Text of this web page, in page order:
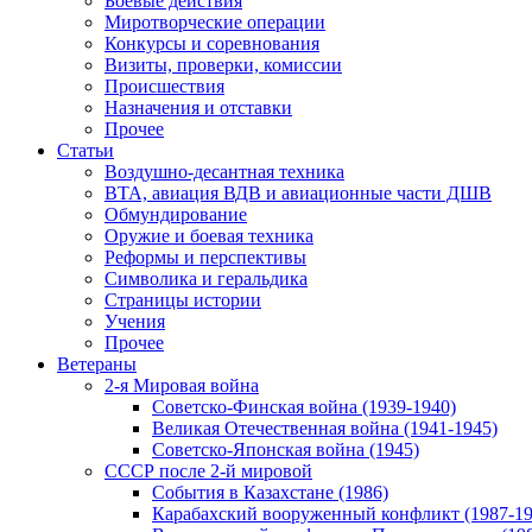
Миротворческие операции
Конкурсы и соревнования
Визиты, проверки, комиссии
Происшествия
Назначения и отставки
Прочее
Статьи
Воздушно-десантная техника
ВТА, авиация ВДВ и авиационные части ДШВ
Обмундирование
Оружие и боевая техника
Реформы и перспективы
Символика и геральдика
Страницы истории
Учения
Прочее
Ветераны
2-я Мировая война
Советско-Финская война (1939-1940)
Великая Отечественная война (1941-1945)
Советско-Японская война (1945)
СССР после 2-й мировой
События в Казахстане (1986)
Карабахский вооруженный конфликт (1987-